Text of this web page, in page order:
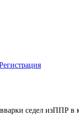
седел изППР в